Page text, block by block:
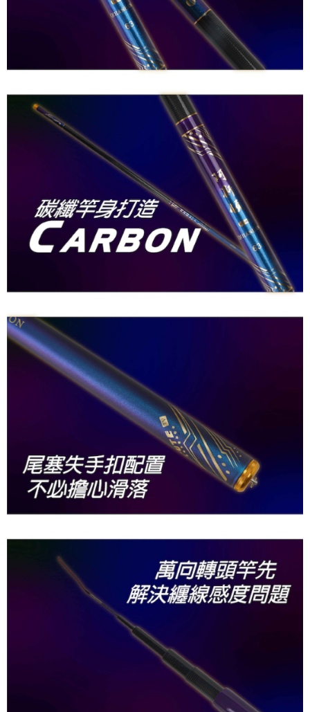
１．透過由恩沛科技股份有限公司提供之「AFTEE先享後付」服務完成之交
易，需依本服務之必要範圍內提供個人資料，並將交易相關給付款項請求債
權轉讓予恩沛科技股份有限公司。
２．關於個人資料處理事宜，請瀏覽以下網址：
「AFTEE先享後付」，若未經同意申辦者引起之損失，本公司不負相關責
４．使用「AFTEE先享後付」時，將依據個別帳號之用戶狀況，依本公司即
時審查核予不同之上限額度；若仍有額度不足之情形，本公司將視審查結果
請求用戶進行身份認證。
５．嚴禁一人註冊多個帳號或使用他人資訊註冊。若發現惡意使用之情形，
恩沛科技股份有限公司將有權停止該用戶之使用額度並採取法律行動。